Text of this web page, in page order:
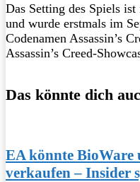
Das Setting des Spiels
und wurde erstmals im
Codenamen Assassin’s
Assassin’s Creed-
Das könnte dich
EA könnte BioWare
verkaufen – Insider